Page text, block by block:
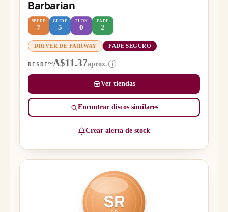
Barbarian
SPEED
7
GLIDE
5
TURN
0
FADE
2
DRIVER DE FAIRWAY FADE SEGURO
DESDE~A$11.37aprox. i
Ver tiendas
Encontrar discos similares
Crear alerta de stock
SR